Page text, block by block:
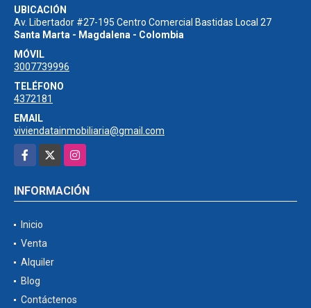
UBICACIÓN
Av. Libertador #27-195 Centro Comercial Bastidas Local 27
Santa Marta - Magdalena - Colombia
MÓVIL
3007739996
TELÉFONO
4372181
EMAIL
viviendatainmobiliaria@gmail.com
Facebook
Instagram
INFORMACIÓN
Inicio
Venta
Alquiler
Blog
Contáctenos